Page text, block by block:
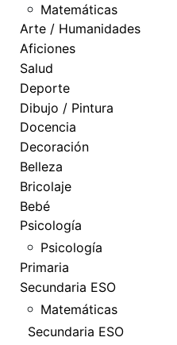
Matemáticas
Arte / Humanidades
Aficiones
Salud
Deporte
Dibujo / Pintura
Docencia
Decoración
Belleza
Bricolaje
Bebé
Psicología
Psicología
Primaria
Secundaria ESO
Matemáticas
Secundaria ESO